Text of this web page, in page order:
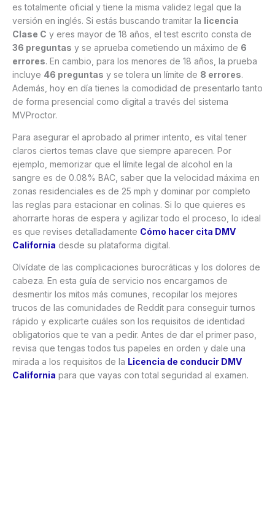
es totalmente oficial y tiene la misma validez legal que la
versión en inglés. Si estás buscando tramitar la licencia
Clase C y eres mayor de 18 años, el test escrito consta de
36 preguntas y se aprueba cometiendo un máximo de 6
errores. En cambio, para los menores de 18 años, la prueba
incluye 46 preguntas y se tolera un límite de 8 errores.
Además, hoy en día tienes la comodidad de presentarlo tanto
de forma presencial como digital a través del sistema
MVProctor.
Para asegurar el aprobado al primer intento, es vital tener
claros ciertos temas clave que siempre aparecen. Por
ejemplo, memorizar que el límite legal de alcohol en la
sangre es de 0.08% BAC, saber que la velocidad máxima en
zonas residenciales es de 25 mph y dominar por completo
las reglas para estacionar en colinas. Si lo que quieres es
ahorrarte horas de espera y agilizar todo el proceso, lo ideal
es que revises detalladamente Cómo hacer cita DMV
California desde su plataforma digital.
Olvídate de las complicaciones burocráticas y los dolores de
cabeza. En esta guía de servicio nos encargamos de
desmentir los mitos más comunes, recopilar los mejores
trucos de las comunidades de Reddit para conseguir turnos
rápido y explicarte cuáles son los requisitos de identidad
obligatorios que te van a pedir. Antes de dar el primer paso,
revisa que tengas todos tus papeles en orden y dale una
mirada a los requisitos de la Licencia de conducir DMV
California para que vayas con total seguridad al examen.